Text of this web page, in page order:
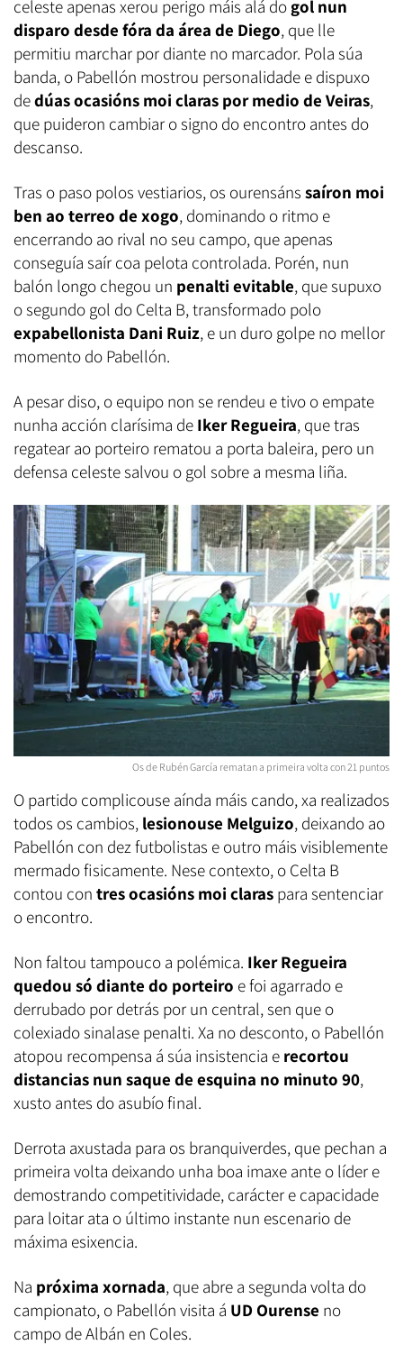
celeste apenas xerou perigo máis alá do gol nun
disparo desde fóra da área de Diego, que lle
permitiu marchar por diante no marcador. Pola súa
banda, o Pabellón mostrou personalidade e dispuxo
dedúas ocasións moi claras por medio de Veiras,
que puideron cambiar o signo do encontro antes do
descanso.
Tras o paso polos vestiarios, os ourensáns saíron moi
ben ao terreo de xogo, dominando o ritmo e
encerrando ao rival no seu campo, que apenas
conseguía saír coa pelota controlada. Porén, nun
balón longo chegou un penalti evitable, que supuxo
o segundo gol do Celta B, transformado polo
expabellonista Dani Ruiz, e un duro golpe no mellor
momento do Pabellón.
A pesar diso, o equipo non se rendeu e tivo o empate
nunha acción clarísima de Iker Regueira, que tras
regatear ao porteiro rematou a porta baleira, pero un
defensa celeste salvou o gol sobre a mesma liña.
Os de Rubén García rematan a primeira volta con 21 puntos
O partido complicouse aínda máis cando, xa realizados
todos os cambios, lesionouse Melguizo, deixando ao
Pabellón con dez futbolistas e outro máis visiblemente
mermado fisicamente. Nese contexto, o Celta B
contou con tres ocasións moi claras para sentenciar
o encontro.
Non faltou tampouco a polémica. Iker Regueira
quedou só diante do porteiro e foi agarrado e
derrubado por detrás por un central, sen que o
colexiado sinalase penalti. Xa no desconto, o Pabellón
atopou recompensa á súa insistencia e recortou
distancias nun saque de esquina no minuto 90,
xusto antes do asubío final.
Derrota axustada para os branquiverdes, que pechan a
primeira volta deixando unha boa imaxe ante o líder e
demostrando competitividade, carácter e capacidade
para loitar ata o último instante nun escenario de
máxima esixencia.
Na próxima xornada, que abre a segunda volta do
campionato, o Pabellón visita á UD Ourense no
campo de Albán en Coles.